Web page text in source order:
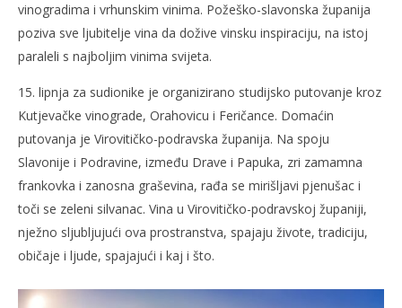
vinogradima i vrhunskim vinima. Požeško-slavonska županija
poziva sve ljubitelje vina da dožive vinsku inspiraciju, na istoj
paraleli s najboljim vinima svijeta.
15. lipnja za sudionike je organizirano studijsko putovanje kroz
Kutjevačke vinograde, Orahovicu i Feričance. Domaćin
putovanja je Virovitičko-podravska županija. Na spoju
Slavonije i Podravine, između Drave i Papuka, zri zamamna
frankovka i zanosna graševina, rađa se mirišljavi pjenušac i
toči se zeleni silvanac. Vina u Virovitičko-podravskoj županiji,
nježno sljubljujući ova prostranstva, spajaju živote, tradiciju,
običaje i ljude, spajajući i kaj i što.